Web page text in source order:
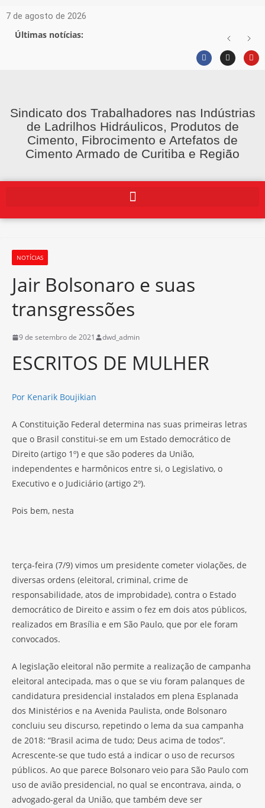
7 de agosto de 2026
Últimas notícias:
Sindicato dos Trabalhadores nas Indústrias
de Ladrilhos Hidráulicos, Produtos de
Cimento, Fibrocimento e Artefatos de
Cimento Armado de Curitiba e Região
NOTÍCIAS
Jair Bolsonaro e suas
transgressões
9 de setembro de 2021 dwd_admin
ESCRITOS DE MULHER
Por Kenarik Boujikian
A Constituição Federal determina nas suas primeiras letras
que o Brasil constitui-se em um Estado democrático de
Direito (artigo 1º) e que são poderes da União,
independentes e harmônicos entre si, o Legislativo, o
Executivo e o Judiciário (artigo 2º).
Pois bem, nesta
terça-feira (7/9) vimos um presidente cometer violações, de
diversas ordens (eleitoral, criminal, crime de
responsabilidade, atos de improbidade), contra o Estado
democrático de Direito e assim o fez em dois atos públicos,
realizados em Brasília e em São Paulo, que por ele foram
convocados.
A legislação eleitoral não permite a realização de campanha
eleitoral antecipada, mas o que se viu foram palanques de
candidatura presidencial instalados em plena Esplanada
dos Ministérios e na Avenida Paulista, onde Bolsonaro
concluiu seu discurso, repetindo o lema da sua campanha
de 2018: “Brasil acima de tudo; Deus acima de todos”.
Acrescente-se que tudo está a indicar o uso de recursos
públicos. Ao que parece Bolsonaro veio para São Paulo com
uso de avião presidencial, no qual se encontrava, ainda, o
advogado-geral da União, que também deve ser